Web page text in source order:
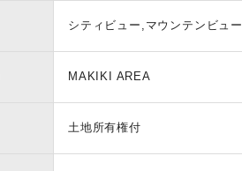
シティビュー,マウンテンビュー
MAKIKI AREA
土地所有権付